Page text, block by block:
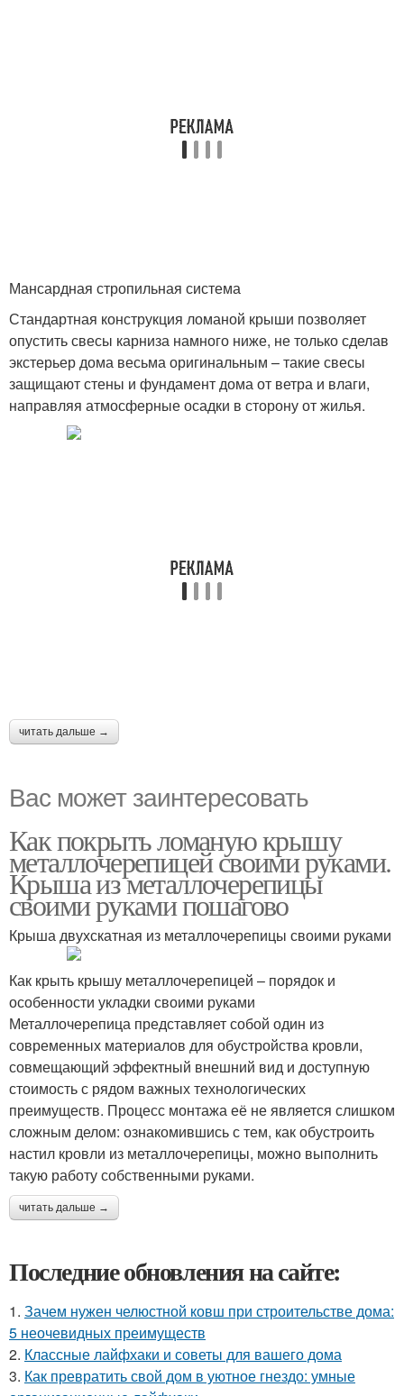
Мансардная стропильная система
Стандартная конструкция ломаной крыши позволяет
опустить свесы карниза намного ниже, не только сделав
экстерьер дома весьма оригинальным – такие свесы
защищают стены и фундамент дома от ветра и влаги,
направляя атмосферные осадки в сторону от жилья.
читать дальше →
Вас может заинтересовать
Как покрыть ломаную крышу
металлочерепицей своими руками.
Крыша из металлочерепицы
своими руками пошагово
Крыша двухскатная из металлочерепицы своими руками
Как крыть крышу металлочерепицей – порядок и
особенности укладки своими руками
Металлочерепица представляет собой один из
современных материалов для обустройства кровли,
совмещающий эффектный внешний вид и доступную
стоимость с рядом важных технологических
преимуществ. Процесс монтажа её не является слишком
сложным делом: ознакомившись с тем, как обустроить
настил кровли из металлочерепицы, можно выполнить
такую работу собственными руками.
читать дальше →
Последние обновления на сайте:
1. Зачем нужен челюстной ковш при строительстве дома:
5 неочевидных преимуществ
2. Классные лайфхаки и советы для вашего дома
3. Как превратить свой дом в уютное гнездо: умные